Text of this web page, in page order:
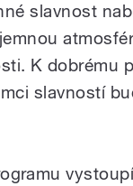
slavnost
K dobrému
slavností